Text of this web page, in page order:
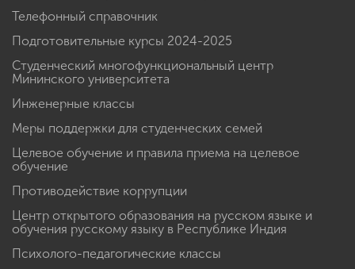
Телефонный справочник
Подготовительные курсы 2024-2025
Студенческий многофункциональный центр
Мининского университета
Инженерные классы
Меры поддержки для студенческих семей
Целевое обучение и правила приема на целевое
обучение
Противодействие коррупции
Центр открытого образования на русском языке и
обучения русскому языку в Республике Индия
Психолого-педагогические классы